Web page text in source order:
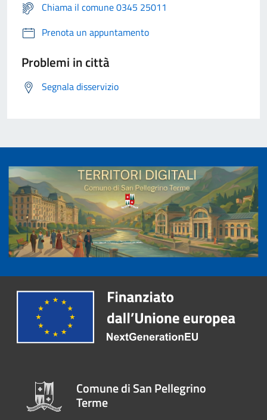
Chiama il comune 0345 25011
Prenota un appuntamento
Problemi in città
Segnala disservizio
Comune di San Pellegrino
Terme